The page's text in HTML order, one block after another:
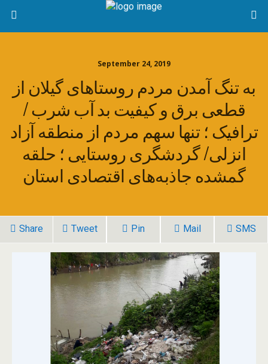
September 24, 2019
به تنگ آمدن مردم روستاهای گیلان از
قطعی برق و کیفیت بد آب شرب /
ترافیک ؛ تنها سهم مردم از منطقه آزاد
انزلی/ گردشگری روستایی ؛ حلقه
گمشده جاذبه‌های اقتصادی استان
Share Tweet Pin Mail SMS